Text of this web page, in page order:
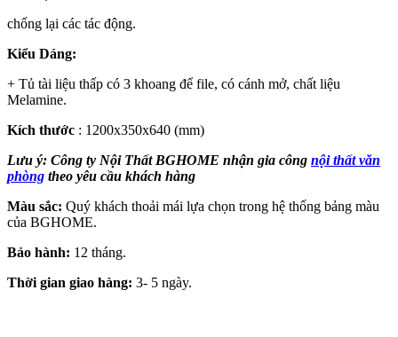
chống lại các tác động.
Kiểu Dáng:
+ Tủ tài liệu thấp có 3 khoang để file, có cánh mở, chất liệu
Melamine.
Kích thước : 1200x350x640 (mm)
Lưu ý: Công ty Nội Thất BGHOME nhận gia công nội thất văn
phòng theo yêu cầu khách hàng
Màu sắc: Quý khách thoải mái lựa chọn trong hệ thống bảng màu
của BGHOME.
Bảo hành: 12 tháng.
Thời gian giao hàng: 3- 5 ngày.